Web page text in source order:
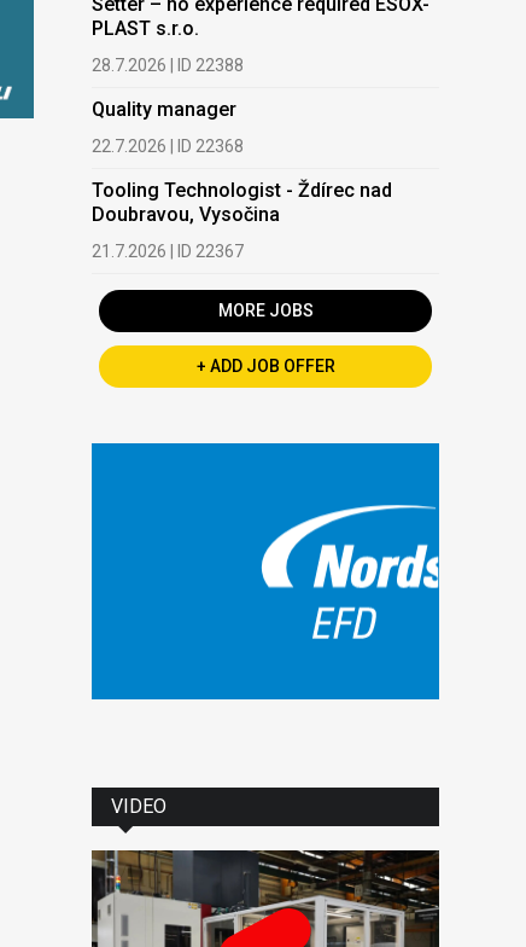
PLAST s.r.o.
28.7.2026 | ID 22388
Quality manager
22.7.2026 | ID 22368
Tooling Technologist - Ždírec nad
Doubravou, Vysočina
21.7.2026 | ID 22367
MORE JOBS
+ ADD JOB OFFER
VIDEO